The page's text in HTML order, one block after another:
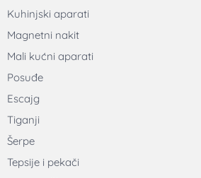
Kuhinjski aparati
Magnetni nakit
Mali kućni aparati
Posuđe
Escajg
Tiganji
Šerpe
Tepsije i pekači